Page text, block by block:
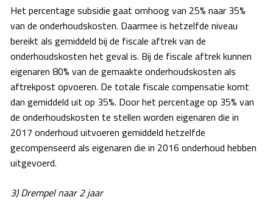
Het percentage subsidie gaat omhoog van 25% naar 35%
van de onderhoudskosten. Daarmee is hetzelfde niveau
bereikt als gemiddeld bij de fiscale aftrek van de
onderhoudskosten het geval is. Bij de fiscale aftrek kunnen
eigenaren 80% van de gemaakte onderhoudskosten als
aftrekpost opvoeren. De totale fiscale compensatie komt
dan gemiddeld uit op 35%. Door het percentage op 35% van
de onderhoudskosten te stellen worden eigenaren die in
2017 onderhoud uitvoeren gemiddeld hetzelfde
gecompenseerd als eigenaren die in 2016 onderhoud hebben
uitgevoerd.
3) Drempel naar 2 jaar